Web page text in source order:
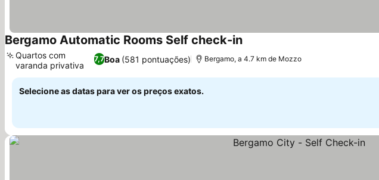
Bergamo Automatic Rooms Self check-in
7,7Boa (581 pontuações)
Quartos com
varanda privativa
Bergamo, a 4.7 km de Mozzo
Selecione as datas para ver os preços exatos.